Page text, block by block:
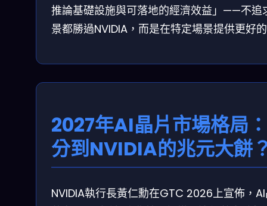
推論基礎設施與可落地的經濟效益」——不追
景都勝過NVIDIA，而是在特定場景提供更好
2027年AI晶片市場格局
分到NVIDIA的兆元大餅
NVIDIA執行長黃仁勳在GTC 2026上宣佈，